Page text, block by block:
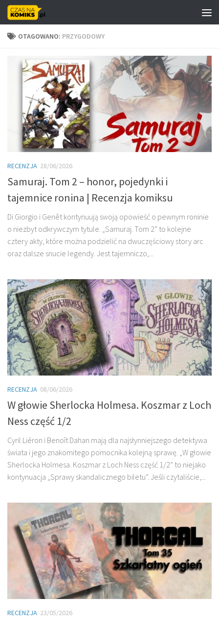
Skip to content
OTAGOWANO: PRZYGODOWY
RECENZJA 28/06/2026
Samuraj. Tom 2 – honor, pojedynki i
tajemnice ronina | Recenzja komiksu
Di Giorgio i Genêt kontynuują swoją opowieść o pewnym roninie
o niezbyt odkrywczym tytule. „Samuraj. Tom 2” to kolejne
cztery akty, które można podzielić na dwuczęściowy story arc
oraz dalsze snucie legendy. Jest tajemniczo,...
RECENZJA 08/06/2026
W głowie Sherlocka Holmesa. Koszmar z Loch
Ness część 1/2
Cyril Liéron i Benoît Dahan mają dla najsłynniejszego detektywa
świata i jego znakomitego pomocnika kolejną sprawę. „W głowie
Sherlocka Holmesa. Koszmar z Loch Ness część 1/2” to niejako
kontynuacja „Sprawy skandalicznego biletu”. Jeśli czytaliście,...
RECENZJA 23/05/2026